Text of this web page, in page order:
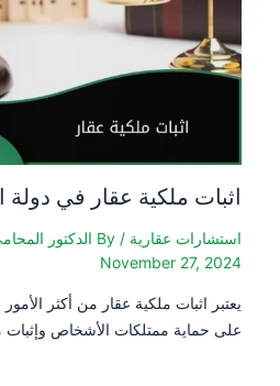
اثبات ملكية عقار في دولة
استشارات عقارية / By الدكتور
November 27, 2024
يعتبر اثبات ملكية عقار من أكثر الأمور
على حماية ممتلكات الأشخاص وإثبات